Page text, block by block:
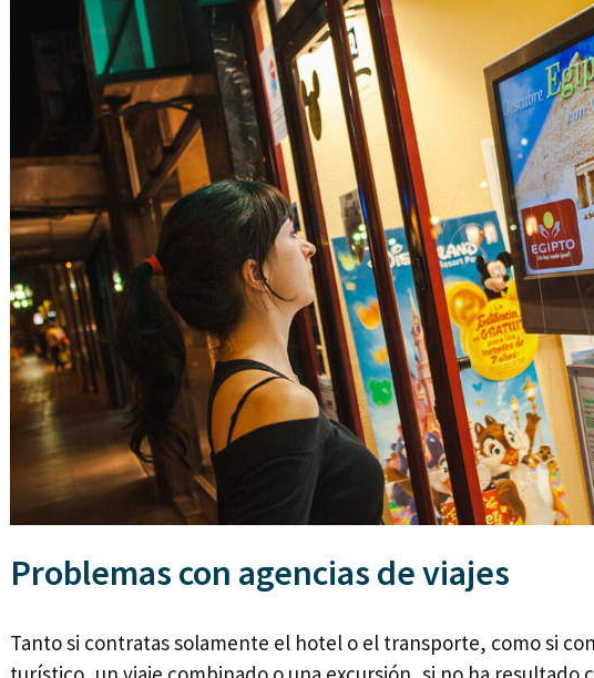
Problemas con agencias de viajes
Tanto si contratas solamente el hotel o el transporte, como si